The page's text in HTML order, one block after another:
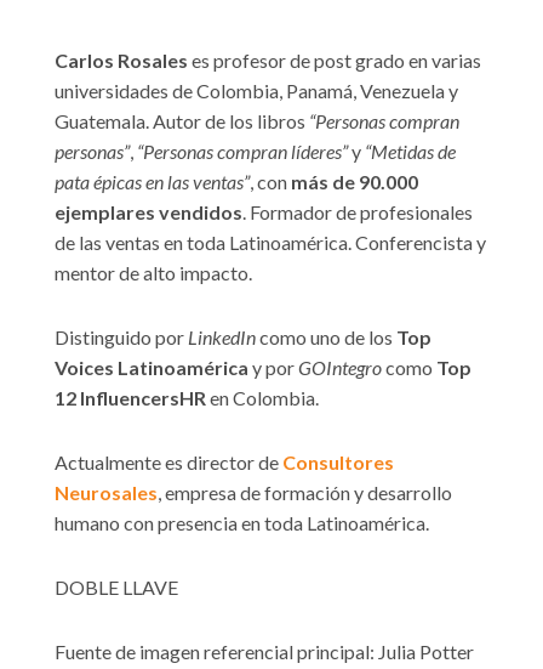
Carlos Rosales es profesor de post grado en varias
universidades de Colombia, Panamá, Venezuela y
Guatemala. Autor de los libros “Personas compran
personas”, “Personas compran líderes”y “Metidas de
pata épicas en las ventas”, con más de 90.000
ejemplares vendidos. Formador de profesionales
de las ventas en toda Latinoamérica. Conferencista y
mentor de alto impacto.
Distinguido por LinkedIncomo uno de los Top
Voices Latinoamérica y porGOIntegrocomo Top
12 InfluencersHR en Colombia.
Actualmente es director de Consultores
Neurosales, empresa de formación y desarrollo
humano con presencia en toda Latinoamérica.
DOBLE LLAVE
Fuente de imagen referencial principal: Julia Potter